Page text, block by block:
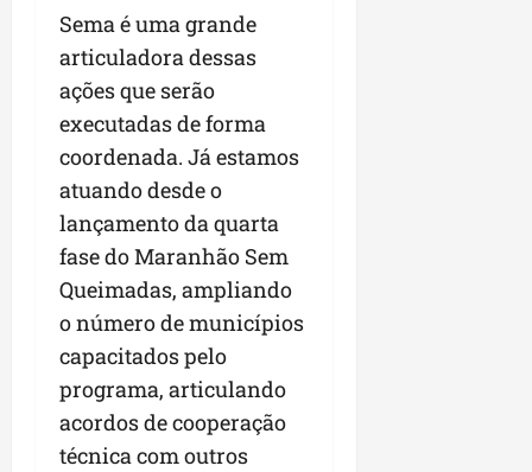
Sema é uma grande
articuladora dessas
ações que serão
executadas de forma
coordenada. Já estamos
atuando desde o
lançamento da quarta
fase do Maranhão Sem
Queimadas, ampliando
o número de municípios
capacitados pelo
programa, articulando
acordos de cooperação
técnica com outros